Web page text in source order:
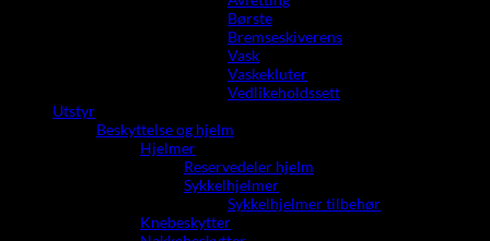
Børste
Bremseskiverens
Vask
Vaskekluter
Vedlikeholdssett
Utstyr
Beskyttelse og hjelm
Hjelmer
Reservedeler hjelm
Sykkelhjelmer
Sykkelhjelmer tilbehør
Knebeskytter